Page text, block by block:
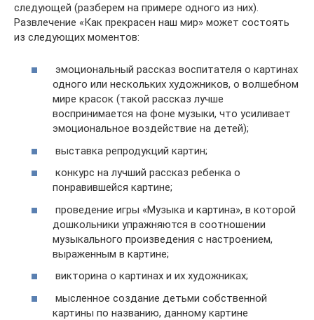
следующей (разберем на примере одного из них).
Развлечение «Как прекрасен наш мир» может состоять
из следующих моментов:
эмоциональный рассказ воспитателя о картинах
одного или нескольких художников, о волшебном
мире красок (такой рассказ лучше
воспринимается на фоне музыки, что усиливает
эмоциональное воздействие на детей);
выставка репродукций картин;
конкурс на лучший рассказ ребенка о
понравившейся картине;
проведение игры «Музыка и картина», в которой
дошкольники упражняются в соотношении
музыкального произведения с настроением,
выраженным в картине;
викторина о картинах и их художниках;
мысленное создание детьми собственной
картины по названию, данному картине